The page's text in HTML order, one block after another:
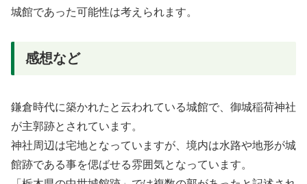
城館であった可能性は考えられます。
感想など
鎌倉時代に築かれたと云われている城館で、御城稲荷神社
が主郭跡とされています。
神社周辺は宅地となっていますが、境内は水路や地形が城
館跡である事を偲ばせる雰囲気となっています。